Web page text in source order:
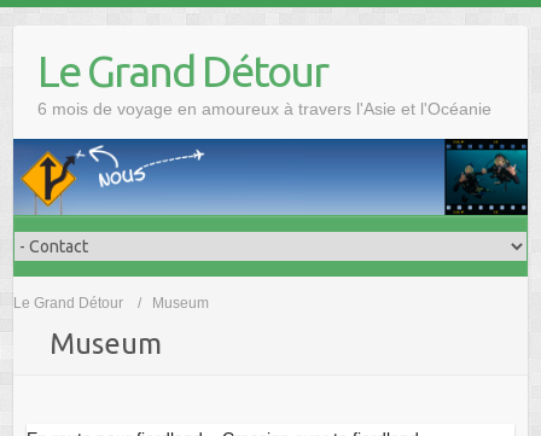
Le Grand Détour
6 mois de voyage en amoureux à travers l'Asie et l'Océanie
Le Grand Détour Museum
Museum